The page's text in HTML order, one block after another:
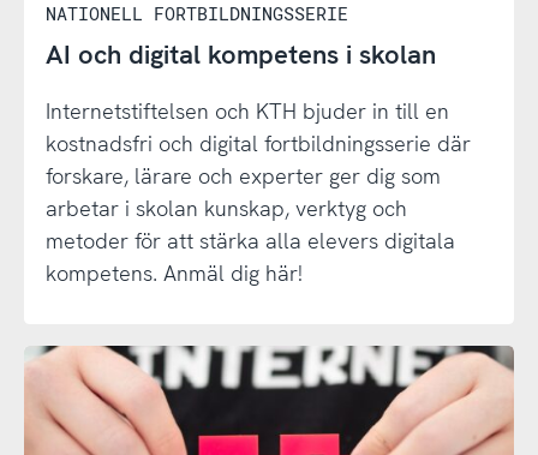
NATIONELL FORTBILDNINGSSERIE
AI och digital kompetens i skolan
Internetstiftelsen och KTH bjuder in till en
kostnadsfri och digital fortbildningsserie där
forskare, lärare och experter ger dig som
arbetar i skolan kunskap, verktyg och
metoder för att stärka alla elevers digitala
kompetens. Anmäl dig här!